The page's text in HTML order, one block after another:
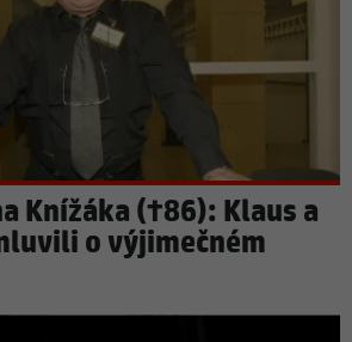
Knížáka (†86): Klaus a
o výjimečném